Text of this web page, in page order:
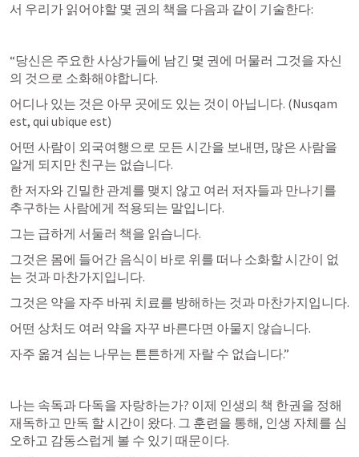
서 우리가 읽어야할 몇 권의 책을 다음과 같이 기술한다:
“당신은 주요한 사상가들에 남긴 몇 권에 머물러 그것을 자신
의 것으로 소화해야합니다.
어디나 있는 것은 아무 곳에도 있는 것이 아닙니다. (Nusqam
est, qui ubique est)
어떤 사람이 외국여행으로 모든 시간을 보내면, 많은 사람을
알게 되지만 친구는 없습니다.
한 저자와 긴밀한 관계를 맺지 않고 여러 저자들과 만나기를
추구하는 사람에게 적용되는 말입니다.
그는 급하게 서둘러 책을 읽습니다.
그것은 몸에 들어간 음식이 바로 위를 떠나 소화할 시간이 없
는 것과 마찬가지입니다.
그것은 약을 자주 바꿔 치료를 방해하는 것과 마찬가지입니다.
어떤 상처도 여러 약을 자꾸 바른다면 아물지 않습니다.
자주 옮겨 심는 나무는 튼튼하게 자랄 수 없습니다.”
나는 속독과 다독을 자랑하는가? 이제 인생의 책 한권을 정해
재독하고 만독 할 시간이 왔다. 그 훈련을 통해, 인생 자체를 심
오하고 감동스럽게 볼 수 있기 때문이다.